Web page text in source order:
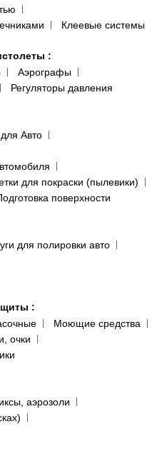
Клеевые системы
:
Аэрографы
Регуляторы давления
Авто
для покраски (пылевики)
поверхности
для полировки авто
:
Моющие средства
очки
аэрозоли